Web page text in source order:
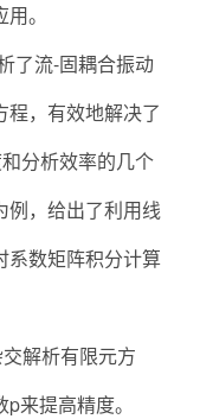
。
了流-固耦合振动
程，有效地解决了
分析效率的几个
例，给出了利用线
系数矩阵积分计算
解析有限元方
来提高精度。